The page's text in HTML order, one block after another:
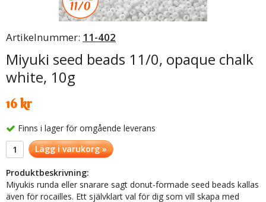
Artikelnummer: 11-402
Miyuki seed beads 11/0, opaque chalk
white, 10g
16 kr
Finns i lager för omgående leverans
Lägg i varukorg »
Produktbeskrivning:
Miyukis runda eller snarare sagt donut-formade seed beads kallas
även för rocailles. Ett självklart val för dig som vill skapa med